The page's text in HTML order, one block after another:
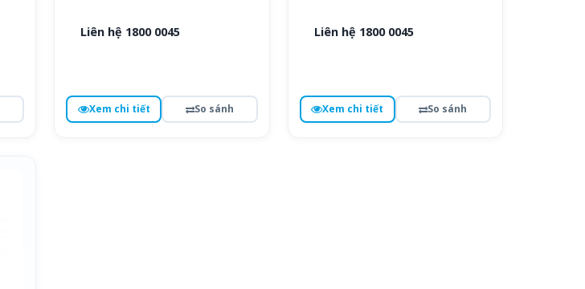
Liên hệ 1800 0045
Xem chi tiết So sánh
Liên hệ 1800 0045
Xem chi tiết So sánh